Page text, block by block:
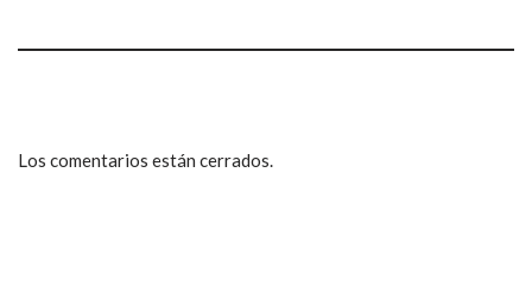
Los comentarios están cerrados.